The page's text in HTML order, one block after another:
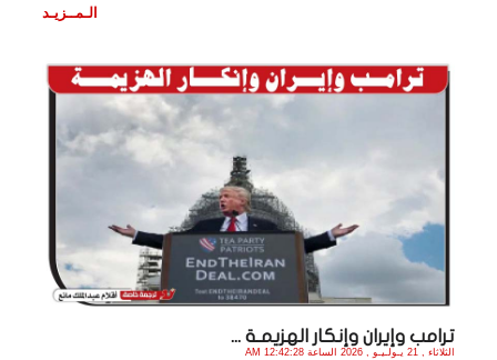
الـمــزيـد
ترامب وإيران وإنكار الهزيمـة ...
الثلاثاء , 21 يـولـيـو , 2026 الساعة 12:42:28 AM